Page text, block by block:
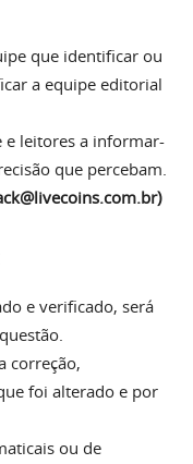
que identificar ou
a equipe editorial
e leitores a informar-
que percebam.
e verificado, será
correção,
foi alterado e por
ou de